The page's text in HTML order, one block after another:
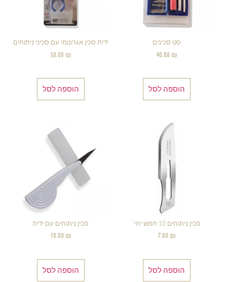
סט סכינים
40.00 ₪
הוספה לסל
ידית סכין אגרונומי עם סכיני ניתוחים
50.00 ₪
הוספה לסל
סכין ניתוחים 10 חמש יחי'
7.00 ₪
הוספה לסל
סכין ניתוחים עם ידית
10.00 ₪
הוספה לסל